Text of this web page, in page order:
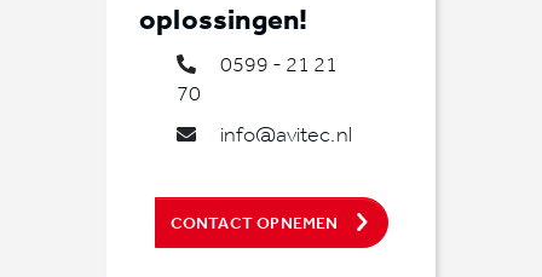
oplossingen!
0599 - 21 21
70
info@avitec.nl
CONTACT OPNEMEN